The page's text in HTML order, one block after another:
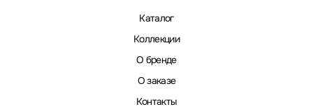
Каталог
Коллекции
О бренде
О заказе
Контакты